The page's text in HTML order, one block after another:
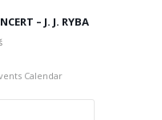
– J. J. RYBA
Calendar